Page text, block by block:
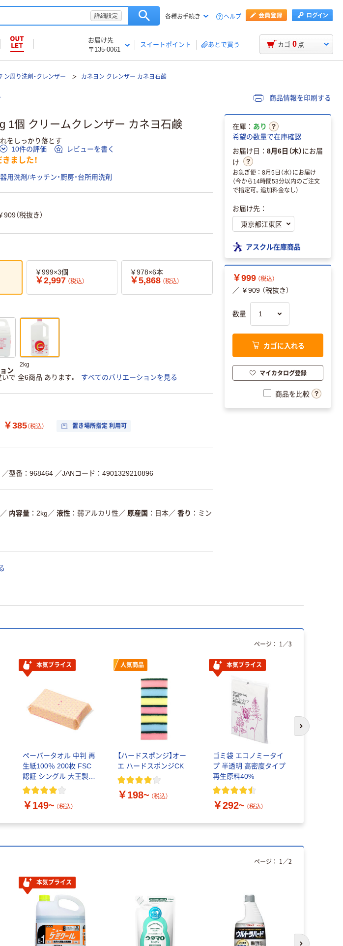
詳細設定 各種お手続き ヘルプ
お届け先
〒135-0061
スイートポイント あとで買う カゴ 0 点
ン周り洗剤・クレンザー カネヨン クレンザー カネヨ石鹸
商品情報を印刷する
1個 クリームクレンザー カネヨ石鹸
をしっかり落とす
10件の評価 レビューを書く
ました！
用洗剤/キッチン・厨房・台所用洗剤
909（税抜き）
￥999×3個
￥2,997 （税込）
￥978×6本
￥5,868 （税込）
2kg
ン
いで 全6商品 あります。
すべてのバリエーションを見る
￥385（税込） 置き場所指定 利用可
／型番：968464 ／JANコード：4901329210896
／ 内容量 2kg ／ 液性 弱アルカリ性 ／ 原産国 日本／ 香り
ミン
在庫： あり
希望の数量で在庫確認
お届け日： 8月6日（木）にお届
け
お急ぎ便：8月5日（水）にお届け
（今から14時間53分以内のご注文
で指定可。追加料金なし）
お届け先：
アスクル在庫商品
￥999 （税込）
／ ￥909 （税抜き）
数量
カゴに入れる
マイカタログ登録
商品を比較
本気プライス
ペーパータオル 中判 再
生紙100％ 200枚 FSC
認証 シングル 大王製紙
共同企画 オリジナル
￥149~ （税込）
人気商品
【ハードスポンジ】オー
エ ハードスポンジCK
￥198~ （税込）
本気プライス
ゴミ袋 エコノミータイ
プ 半透明 高密度タイプ
再生原料40%
￥292~ （税込）
ページ： 1 ／3
次のスライド
本気プライス
ページ： 1 ／2